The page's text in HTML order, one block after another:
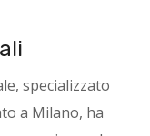
specializzato
a Milano, ha